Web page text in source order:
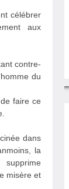
célébrer
aux
contre-
du
faire ce
dans
la
misère et